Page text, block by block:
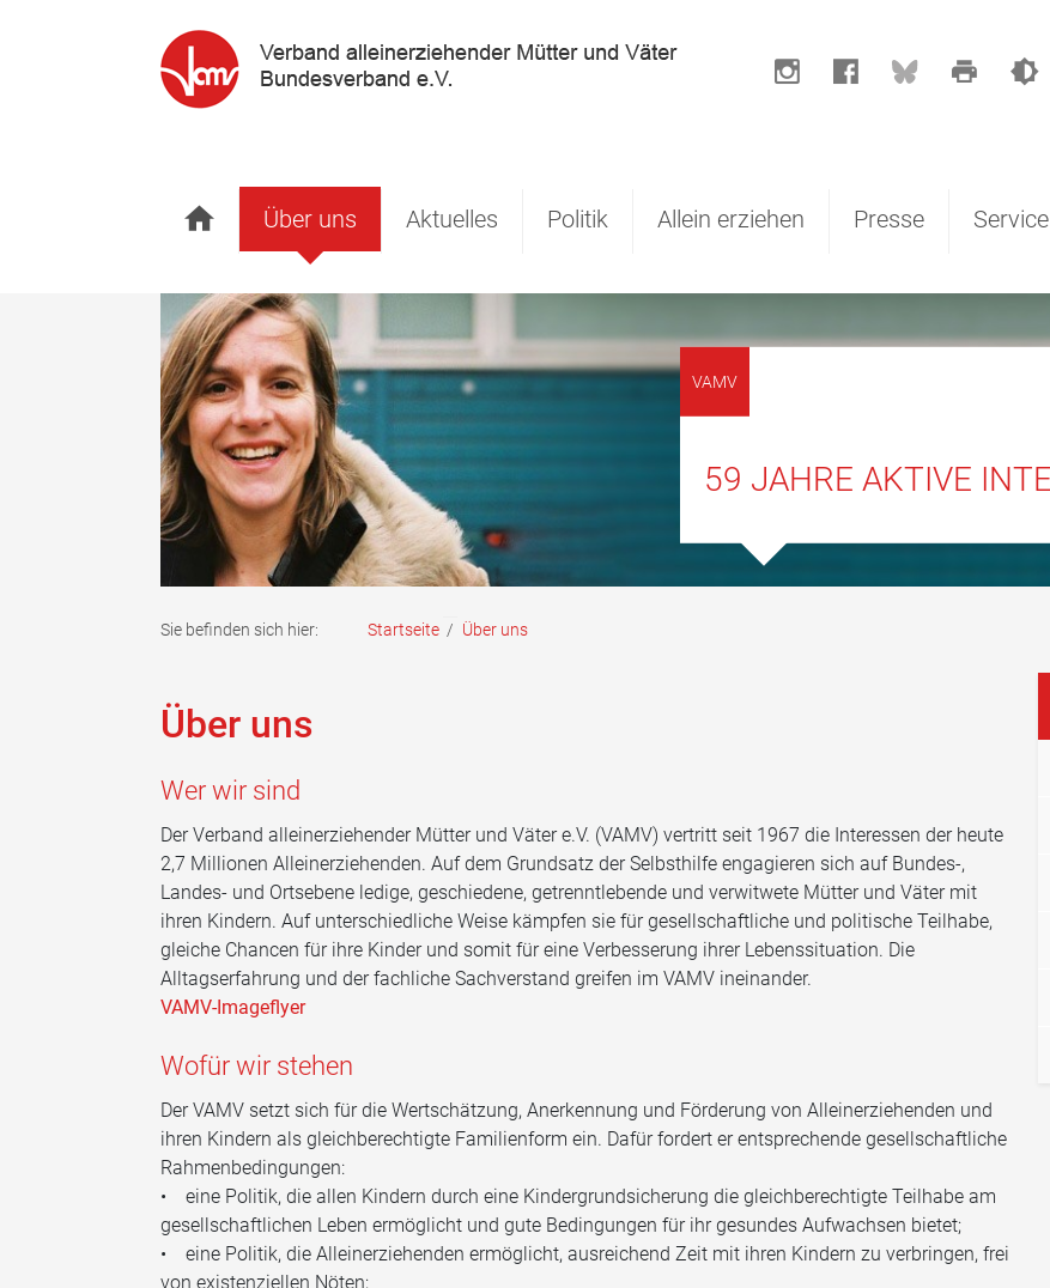
StartseiteÜber uns Aktuelles Politik Allein erziehen Presse Service
VAMV
59 JAHRE AKTIVE
Sie befinden sich hier: Startseite / Über uns
Über uns
Wer wir sind
Der Verband alleinerziehender Mütter und Väter e.V. (VAMV) vertritt seit 1967 die Interessen der heute
2,7 Millionen Alleinerziehenden. Auf dem Grundsatz der Selbsthilfe engagieren sich auf Bundes-,
Landes- und Ortsebene ledige, geschiedene, getrenntlebende und verwitwete Mütter und Väter mit
ihren Kindern. Auf unterschiedliche Weise kämpfen sie für gesellschaftliche und politische Teilhabe,
gleiche Chancen für ihre Kinder und somit für eine Verbesserung ihrer Lebenssituation. Die
Alltagserfahrung und der fachliche Sachverstand greifen im VAMV ineinander.
VAMV-Imageflyer
Wofür wir stehen
Der VAMV setzt sich für die Wertschätzung, Anerkennung und Förderung von Alleinerziehenden und
ihren Kindern als gleichberechtigte Familienform ein. Dafür fordert er entsprechende gesellschaftliche
Rahmenbedingungen:
• eine Politik, die allen Kindern durch eine Kindergrundsicherung die gleichberechtigte Teilhabe am
gesellschaftlichen Leben ermöglicht und gute Bedingungen für ihr gesundes Aufwachsen bietet;
• eine Politik, die Alleinerziehenden ermöglicht, ausreichend Zeit mit ihren Kindern zu verbringen, frei
von existenziellen Nöten;